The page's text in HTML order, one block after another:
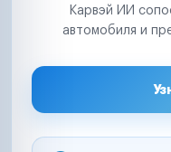
Карвэй ИИ
автомобиля и